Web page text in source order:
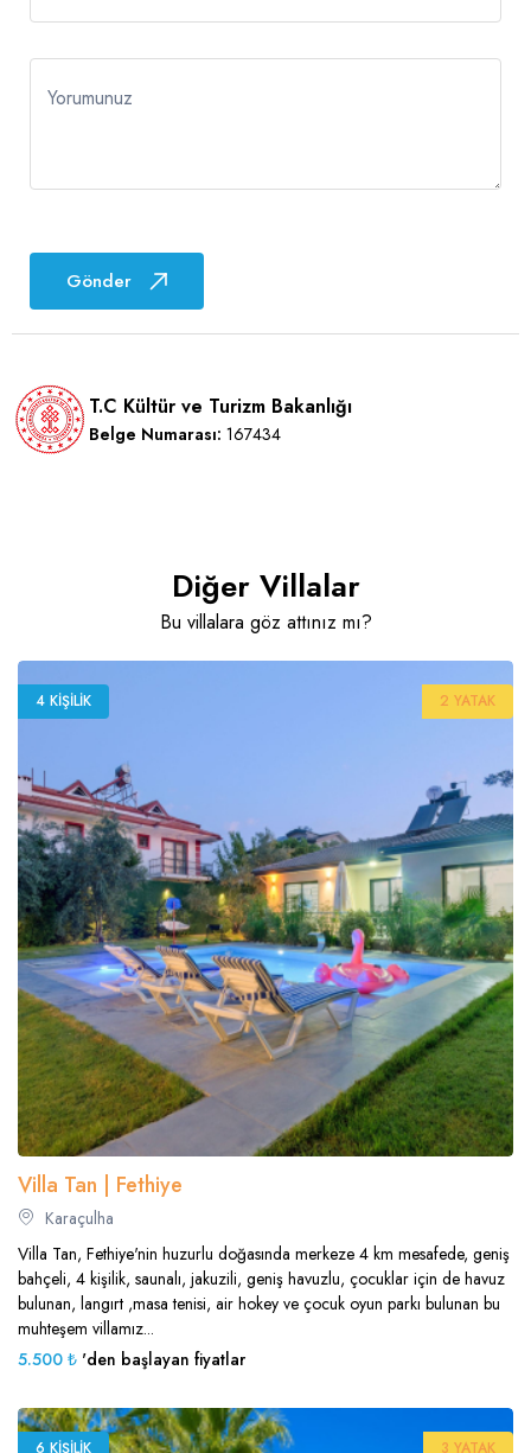
Yorumunuz
Gönder
T.C Kültür ve Turizm Bakanlığı
Belge Numarası: 167434
Diğer Villalar
Bu villalara göz attınız mı?
4 KIŞILIK 2 YATAK
Villa Tan | Fethiye
Karaçulha
Villa Tan, Fethiye'nin huzurlu doğasında merkeze 4 km mesafede, geniş
bahçeli, 4 kişilik, saunalı, jakuzili, geniş havuzlu, çocuklar için de havuz
bulunan, langırt ,masa tenisi, air hokey ve çocuk oyun parkı bulunan bu
muhteşem villamız...
5.500 ₺ 'den başlayan fiyatlar